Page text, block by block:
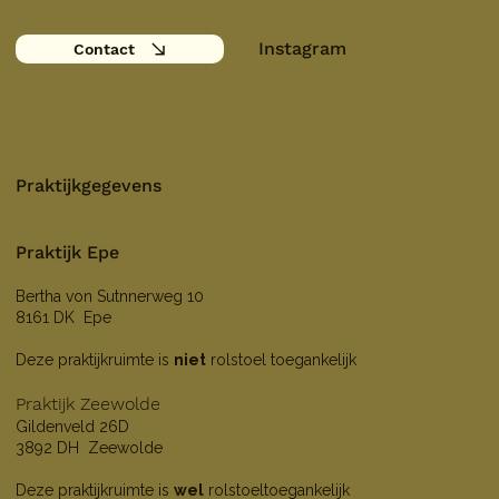
Instagram
Contact
Praktijkgegevens
Praktijk Epe
Bertha von Sutnnerweg 10
8161 DK Epe
Deze praktijkruimte is nietrolstoel toegankelijk
Praktijk Zeewolde
Gildenveld 26D
3892 DH Zeewolde
Deze praktijkruimte is welrolstoeltoegankelijk